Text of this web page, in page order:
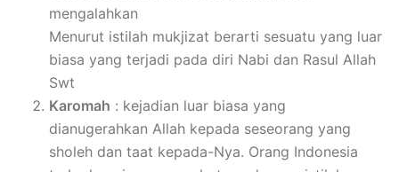
mengalahkan
Menurut istilah mukjizat berarti sesuatu yang luar
biasa yang terjadi pada diri Nabi dan Rasul Allah
Swt
Karomah : kejadian luar biasa yang
dianugerahkan Allah kepada seseorang yang
sholeh dan taat kepada-Nya. Orang Indonesia